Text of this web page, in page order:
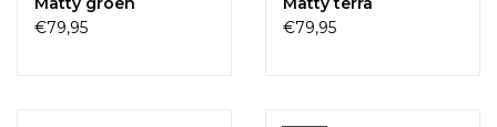
€79,95
€79,95